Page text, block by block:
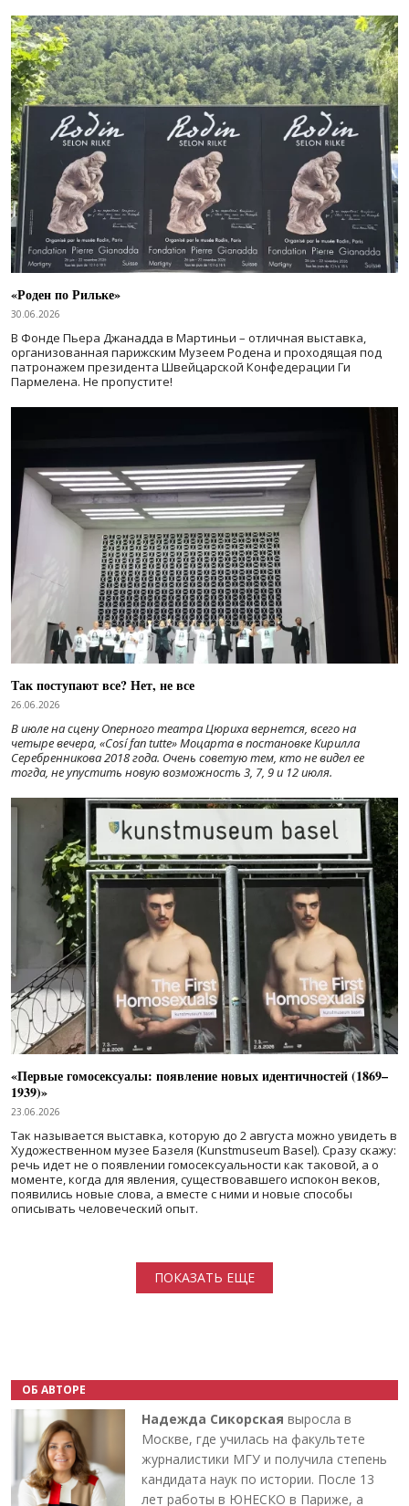
«Роден по Рильке»
30.06.2026
В Фонде Пьера Джанадда в Мартиньи – отличная выставка,
организованная парижским Музеем Родена и проходящая под
патронажем президента Швейцарской Конфедерации Ги
Пармелена. Не пропустите!
Так поступают все? Нет, не все
26.06.2026
В июле на сцену Оперного театра Цюриха вернется, всего на
четыре вечера, «Cosí fan tutte» Моцарта в постановке Кирилла
Серебренникова 2018 года. Очень советую тем, кто не видел ее
тогда, не упустить новую возможность 3, 7, 9 и 12 июля.
«Первые гомосексуалы: появление новых идентичностей (1869–
1939)»
23.06.2026
Так называется выставка, которую до 2 августа можно увидеть в
Художественном музее Базеля (Kunstmuseum Basel). Сразу скажу:
речь идет не о появлении гомосексуальности как таковой, а о
моменте, когда для явления, существовавшего испокон веков,
появились новые слова, а вместе с ними и новые способы
описывать человеческий опыт.
ПОКАЗАТЬ ЕЩЕ
ОБ АВТОРЕ
Надежда Сикорская выросла в
Москве, где училась на факультете
журналистики МГУ и получила степень
кандидата наук по истории. После 13
лет работы в ЮНЕСКО в Париже, а